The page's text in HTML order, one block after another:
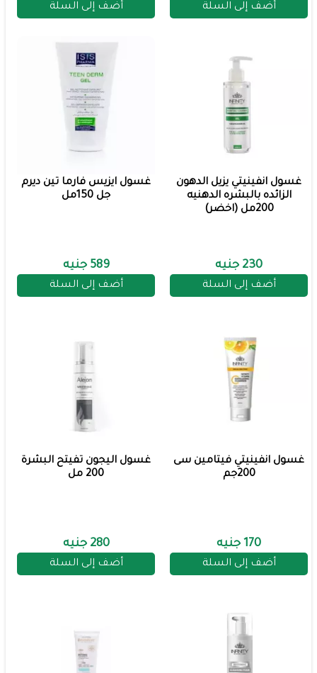
أضف إلى السلة أضف إلى السلة
غسول انفينيتي يزيل الدهون
الزائده بالبشره الدهنيه
200مل (اخضر)
230 جنيه
أضف إلى السلة
غسول ايزيس فارما تين ديرم
جل 150مل
589 جنيه
أضف إلى السلة
غسول انفينيتي فيتامين سى
200جم
170 جنيه
أضف إلى السلة
غسول اليجون تفيتح البشرة
200 مل
280 جنيه
أضف إلى السلة